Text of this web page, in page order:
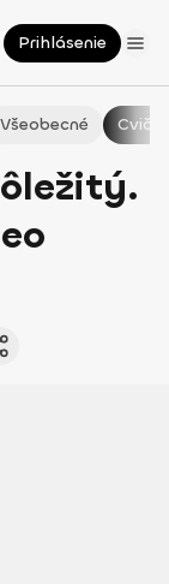
Prihlásenie
Všeobecné